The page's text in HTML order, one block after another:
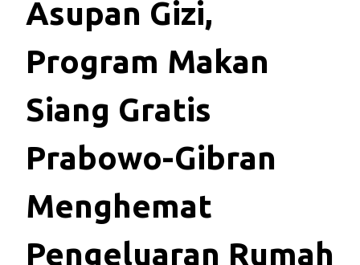
Asupan Gizi,
Program Makan
Siang Gratis
Prabowo-Gibran
Menghemat
Pengeluaran Rumah